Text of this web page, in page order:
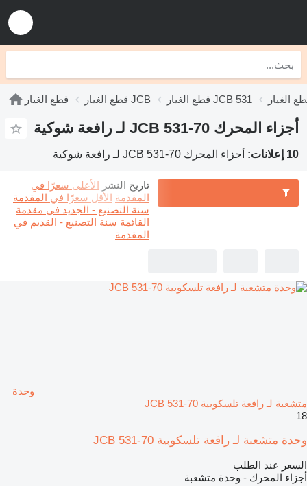
قطع الغيار قطع الغيار JCB قطع الغيار JCB 531
أجزاء المحرك JCB 531-70 لـ رافعة شوكية
10 إعلانات: أجزاء المحرك JCB 531-70 لـ رافعة شوكية
تاريخ النشر الأعلى سعرًا في
المقدمة الأقل سعرًا في المقدمة
سنة التصنيع - الجديد في مقدمة
القائمة سنة التصنيع - القديم في
المقدمة
وحدة
متشعبة لـ رافعة تلسكوبية JCB 531-70
18
وحدة متشعبة لـ رافعة تلسكوبية JCB 531-70
السعر عند الطلب
أجزاء المحرك - وحدة متشعبة